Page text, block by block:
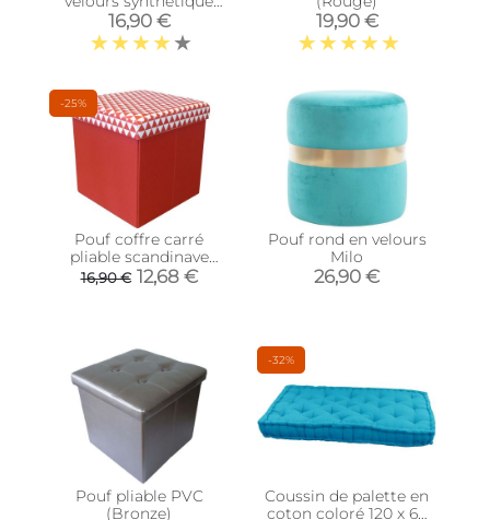
capitonné (Gris
anthracite)
16,90 € 19,90 €
-25%
Pouf coffre carré
pliable scandinave
(Rouge)
16,90 € 12,68 €
Pouf rond en velours
Milo
26,90 €
Pouf pliable PVC
(Bronze)
-32%
Coussin de palette en
coton coloré 120 x 60